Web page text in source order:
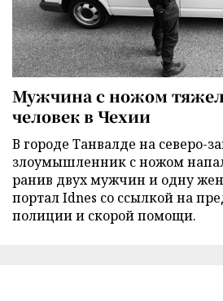
Мужчина с ножом
человек в Чехии
В городе Танвалде на северо-
злоумышленник с ножом
ранив двух мужчин и одну
портал Idnes со ссылкой на
полиции и скорой помощи.